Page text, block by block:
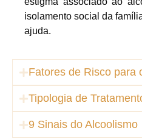
isolamento social da
ajuda.
Fatores de Risco para
Tipologia de
9 Sinais do Alcoolismo